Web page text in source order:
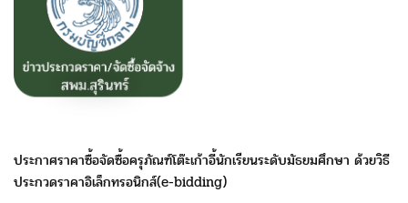
ประกาศราคาซื้อจัดซื้อครุภัณฑ์โต๊ะเก้าอี้นักเรียนระดับมัธยมศึกษา ด้วยวิธี
ประกวดราคาอิเล็กทรอนิกส์(e-bidding)